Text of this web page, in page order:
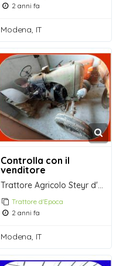
2 anni fa
Modena, IT
Controlla con il
venditore
Trattore d'Epoca
2 anni fa
Modena, IT